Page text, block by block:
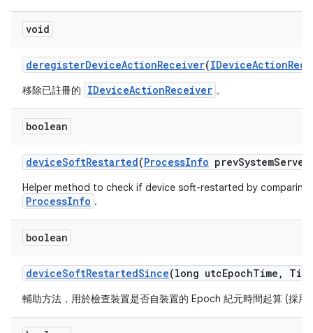
void
deregisterDeviceActionReceiver(IDeviceAction
移除已註冊的 IDeviceActionReceiver 。
boolean
deviceSoftRestarted(ProcessInfo prevSystemServer
Helper method to check if device soft-restarted by comparing
ProcessInfo .
boolean
deviceSoftRestartedSince(long utcEpochTime ,
輔助方法，用於檢查裝置是否自裝置的 Epoch 紀元時間起算 (採